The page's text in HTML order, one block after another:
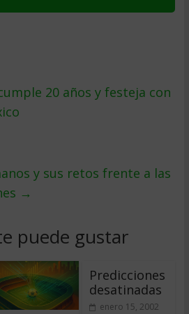
20 años y festeja con
y sus retos frente a las
→
puede gustar
Predicciones
desatinadas
enero 15, 2002